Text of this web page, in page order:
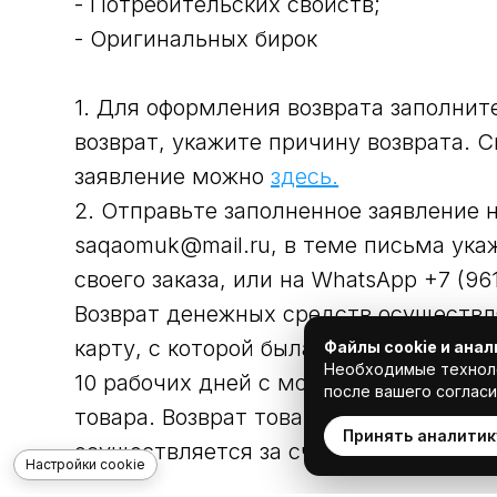
- Оригинальных бирок
1. Для оформления возврата
возврат, укажите причину возврата.
заявление можноздесь.
2. Отправьте заполненное заявление
saqaomuk@mail.ru, в теме письма
своего заказа, или на WhatsApp +7
Возврат денежных средств
карту, с которой была произведена
10 рабочих дней с момента
товара. Возврат товара надлежащего
осуществляется за счёт Покупателя.
Настройки cookie
Файлы cookie и
Необходимые
после вашего
Принять